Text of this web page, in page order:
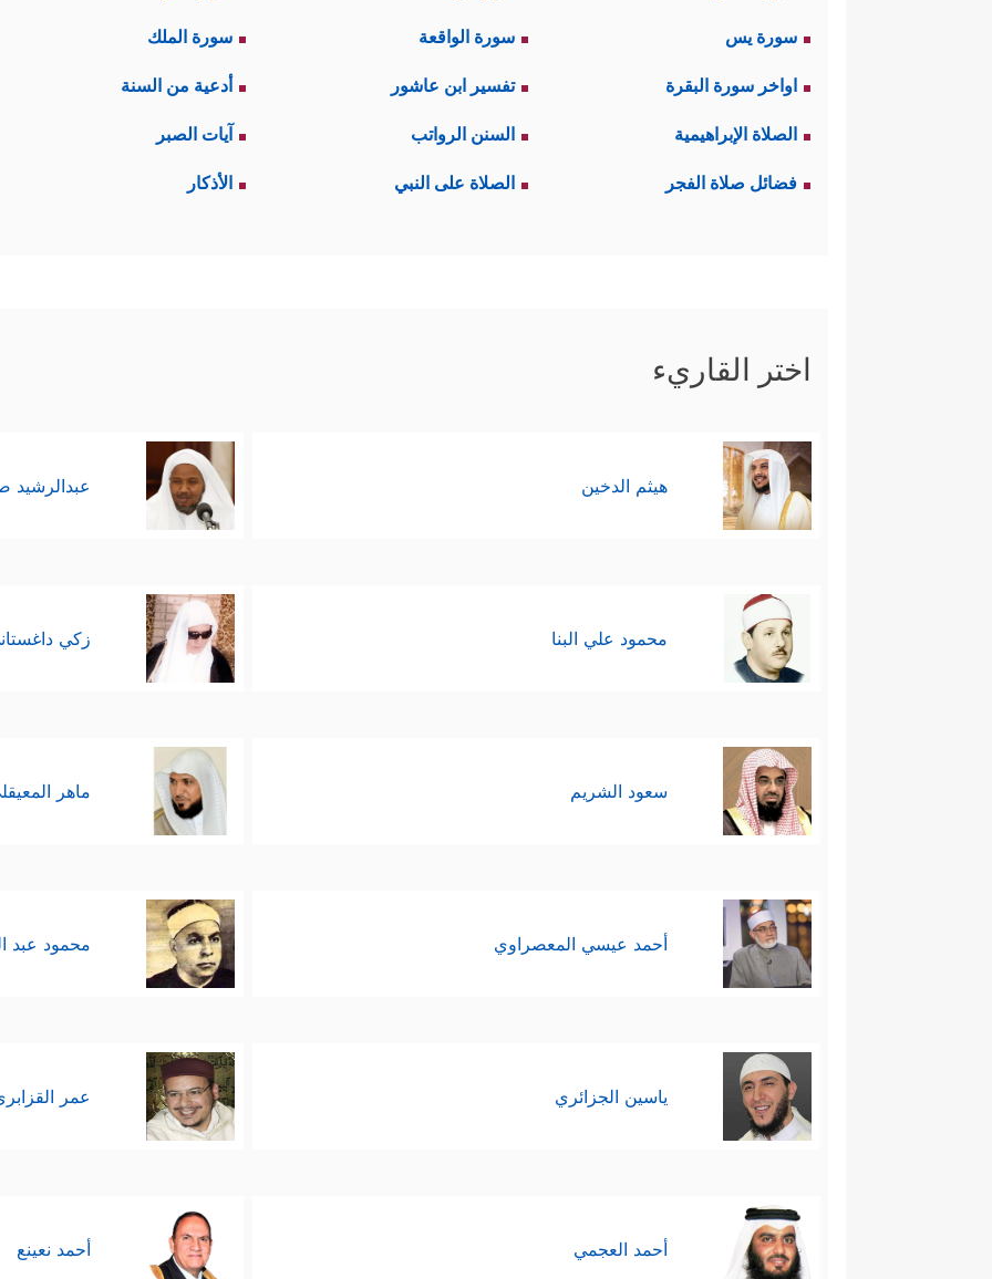
سورة يس سورة الواقعة سورة الملك
اواخر سورة البقرة تفسير ابن عاشور أدعية من السنة
الصلاة الإبراهيمية السنن الرواتب آيات الصبر
فضائل صلاة الفجر الصلاة على النبي الأذكار
اختر القاريء
هيثم الدخين عبدالرشيد
محمود علي البنا زكي
سعود الشريم ماهر
أحمد عيسي المعصراوي محمود عبد
ياسين الجزائري عمر
أحمد العجمي أحمد نعينع